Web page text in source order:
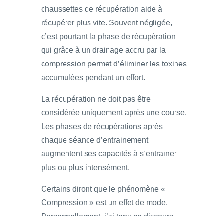
chaussettes de récupération aide à
récupérer plus vite. Souvent négligée,
c’est pourtant la phase de récupération
qui grâce à un drainage accru par la
compression permet d’éliminer les toxines
accumulées pendant un effort.
La récupération ne doit pas être
considérée uniquement après une course.
Les phases de récupérations après
chaque séance d’entrainement
augmentent ses capacités à s’entrainer
plus ou plus intensément.
Certains diront que le phénomène «
Compression » est un effet de mode.